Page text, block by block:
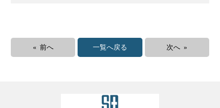
« 前へ 一覧へ戻る 次へ »